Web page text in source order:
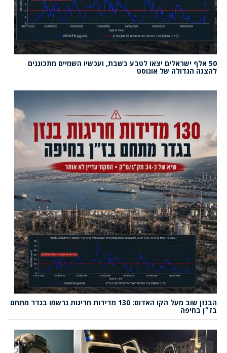
50 אלף ישראלים יצאו לטבע בשבת, ועכשיו השמיים מתכוננים
להצגה הגדולה של אוגוסט
הבנזן שוב מעל הקו האדום: 130 מדידות חריגות נרשמו בגדר מתחם
בז״ן בחיפה